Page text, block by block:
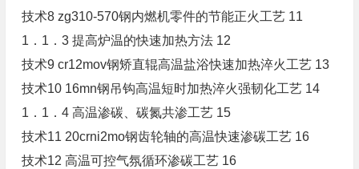
技术8 zg310-570钢内燃机零件的节能正火工艺 11
1．1．3 提高炉温的快速加热方法 12
技术9 cr12mov钢矫直辊高温盐浴快速加热淬火工艺 13
技术10 16mn钢吊钩高温短时加热淬火强韧化工艺 14
1．1．4 高温渗碳、碳氮共渗工艺 15
技术11 20crni2mo钢齿轮轴的高温快速渗碳工艺 16
技术12 高温可控气氛循环渗碳工艺 16